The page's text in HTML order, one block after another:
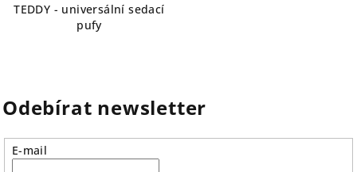
TEDDY - universální sedací
pufy
Odebírat newsletter
E-mail